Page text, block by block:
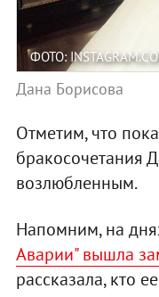
ФОТО:
Дана Борисова
Отметим, что
бракосочетания
возлюбленным.
Напомним, на
Аварии" вышла
рассказала, кто